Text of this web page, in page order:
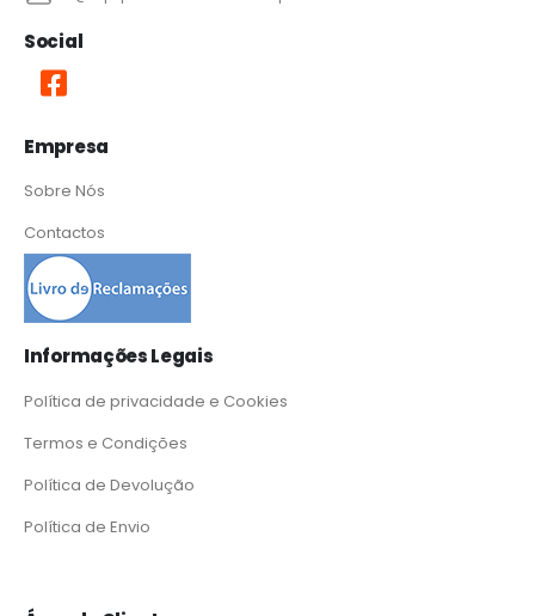
Social
Empresa
Sobre Nós
Contactos
Informações Legais
Política de privacidade e Cookies
Termos e Condições
Política de Devolução
Política de Envio